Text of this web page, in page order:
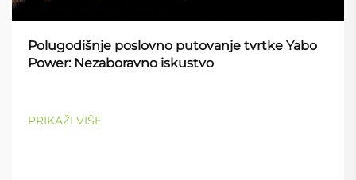
Polugodišnje poslovno putovanje tvrtke Yabo
Power: Nezaboravno iskustvo
PRIKAŽI VIŠE